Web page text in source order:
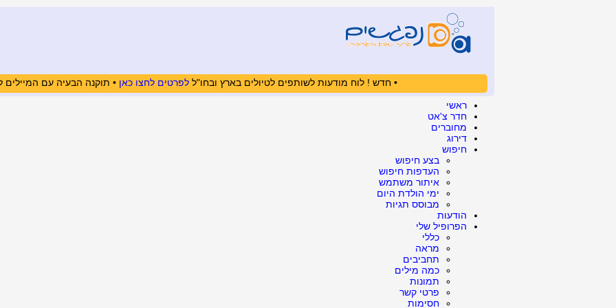
• חדש ! לוח מודעות לשותפים לטיולים בארץ ובחו"ללפרטים לחצו כאן • תוקנה הבעיה עם
ראשי
חדר צ'אט
מחוברים
דירוג
חיפוש
בצע חיפוש
העדפות חיפוש
איתור משתמש
ימי הולדת היום
מבוסס תגיות
הודעות
הפרופיל שלי
כללי
מראה
תחביבים
כמה מילים
תמונות
פרטי קשר
חסימות